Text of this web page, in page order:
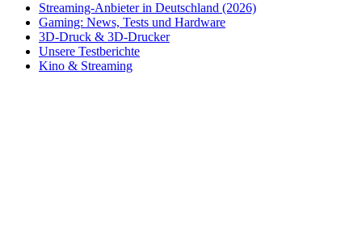
Streaming-Anbieter in Deutschland (2026)
Gaming: News, Tests und Hardware
3D-Druck & 3D-Drucker
Unsere Testberichte
Kino & Streaming